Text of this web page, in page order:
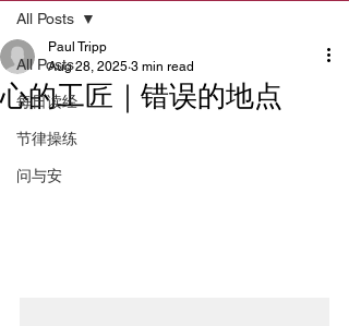
All Posts
每日读经
节律操练
问与安
All Posts
心的工匠｜错误的地点
Paul Tripp
Aug 28, 2025 3 min read